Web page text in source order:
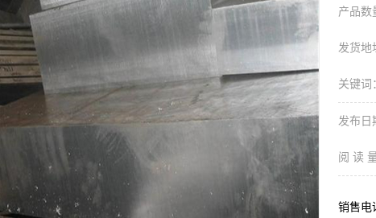
产品数
发货地
关键词
发布日
阅 读 量
销售电